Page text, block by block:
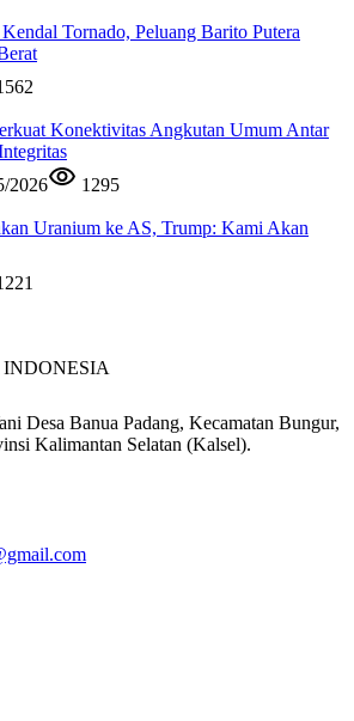
Tornado, Peluang Barito Putera
Konektivitas Angkutan Umum Antar
2026
1295
Uranium ke AS, Trump: Kami Akan
Desa Banua Padang, Kecamatan Bungur,
Kalimantan Selatan (Kalsel).